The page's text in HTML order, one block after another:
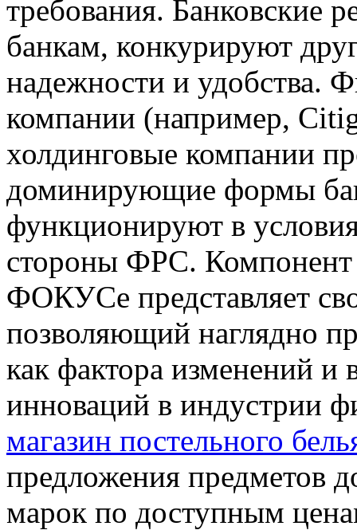
требования. Банковские
банкам, конкурируют
надежности и удобства.
компании (например,
холдинговые компании
доминирующие формы
функционируют в
стороны ФРС. Компонент
ФОКУСе представляет
позволяющий наглядно
как фактора изменений и
инноваций в индустрии
магазин постельного
предложения предметов
марок по доступным